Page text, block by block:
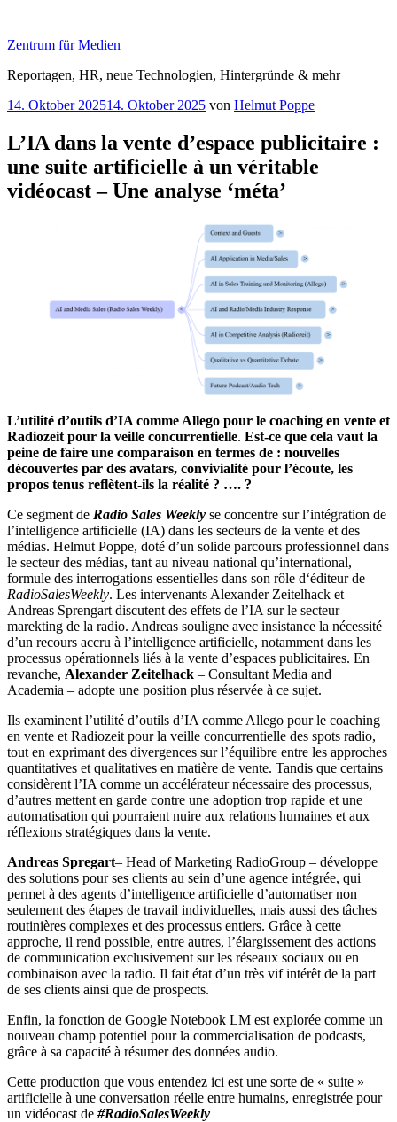
springen
Zentrum für Medien
Reportagen, HR, neue Technologien, Hintergründe & mehr
Veröffentlicht
14. Oktober 202514. Oktober 2025 von Helmut Poppe
L’IA dans la vente d’espace publicitaire :
une suite artificielle à un véritable
vidéocast – Une analyse ‘méta’
L’utilité d’outils d’IA comme Allego pour le coaching en vente et
Radiozeit pour la veille concurrentielle. Est-ce que cela vaut la
peine de faire une comparaison en termes de : nouvelles
découvertes par des avatars, convivialité pour l’écoute, les
propos tenus reflètent-ils la réalité ? …. ?
Ce segment de Radio Sales Weekly se concentre sur l’intégration de
l’intelligence artificielle (IA) dans les secteurs de la vente et des
médias. Helmut Poppe, doté d’un solide parcours professionnel dans
le secteur des médias, tant au niveau national qu’international,
formule des interrogations essentielles dans son rôle d‘éditeur de
RadioSalesWeekly. Les intervenants Alexander Zeitelhack et
Andreas Sprengart discutent des effets de l’IA sur le secteur
marekting de la radio. Andreas souligne avec insistance la nécessité
d’un recours accru à l’intelligence artificielle, notamment dans les
processus opérationnels liés à la vente d’espaces publicitaires. En
revanche, Alexander Zeitelhack – Consultant Media and
Academia – adopte une position plus réservée à ce sujet.
Ils examinent l’utilité d’outils d’IA comme Allego pour le coaching
en vente et Radiozeit pour la veille concurrentielle des spots radio,
tout en exprimant des divergences sur l’équilibre entre les approches
quantitatives et qualitatives en matière de vente. Tandis que certains
considèrent l’IA comme un accélérateur nécessaire des processus,
d’autres mettent en garde contre une adoption trop rapide et une
automatisation qui pourraient nuire aux relations humaines et aux
réflexions stratégiques dans la vente.
Andreas Spregart– Head of Marketing RadioGroup – développe
des solutions pour ses clients au sein d’une agence intégrée, qui
permet à des agents d’intelligence artificielle d’automatiser non
seulement des étapes de travail individuelles, mais aussi des tâches
routinières complexes et des processus entiers. Grâce à cette
approche, il rend possible, entre autres, l’élargissement des actions
de communication exclusivement sur les réseaux sociaux ou en
combinaison avec la radio. Il fait état d’un très vif intérêt de la part
de ses clients ainsi que de prospects.
Enfin, la fonction de Google Notebook LM est explorée comme un
nouveau champ potentiel pour la commercialisation de podcasts,
grâce à sa capacité à résumer des données audio.
Cette production que vous entendez ici est une sorte de « suite »
artificielle à une conversation réelle entre humains, enregistrée pour
un vidéocast de #RadioSalesWeekly